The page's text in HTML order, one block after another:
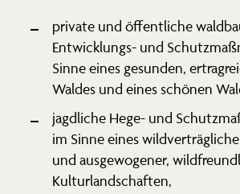
private und öffent­liche
Entwick­lungs- und
Sinne eines gesunden,
Waldes und eines schönen
jagdliche Hege- und
im Sinne eines
und ausge­wo­gener,
Kulturlandschaften,